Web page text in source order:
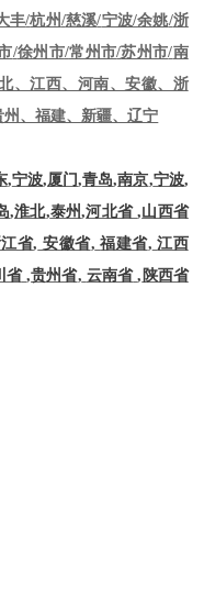
丰/杭州/慈溪/宁波/余姚/浙
/徐州市/常州市/苏州市/南
、江西、河南、安徽、浙
、福建、新疆、辽宁
,宁波,厦门,青岛,南京,宁波,
,淮北,泰州,河北省 ,山西省
省, 安徽省, 福建省, 江西
省 ,贵州省, 云南省 ,陕西省